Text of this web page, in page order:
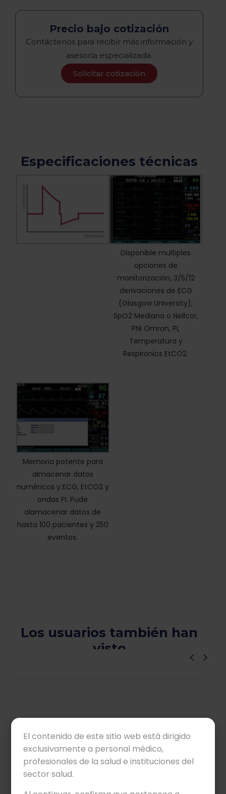
Precio bajo cotización
Contáctenos para recibir más información y
asesoría especializada.
Solicitar cotización
Especificaciones técnicas
Disponible multiples
opciones de
monitorización, 3/5/12
derivaciones de ECG
(Glasgow University),
SpO2 Mediana o Nellcor,
PNI Omron, PI,
Temperatura y
Respironics EtCO2.
Memoria potente para
almacenar datos
numéricos y ECG, EtCO2 y
ondas PI. Pude
alamacenar datos de
hasta 100 pacientes y 250
eventos.
Los usuarios también han
visto
El contenido de este sitio web está dirigido
exclusivamente a personal médico,
profesionales de la salud e instituciones del
sector salud.